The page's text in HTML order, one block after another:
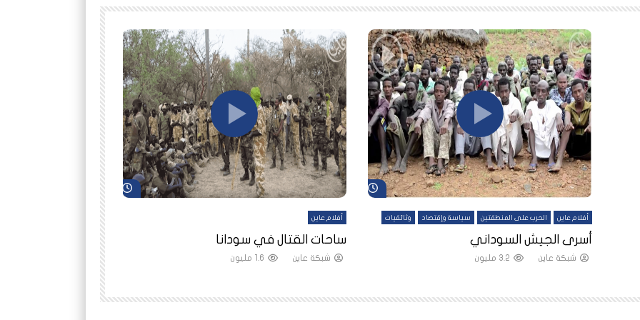
شاهد لاحقاً شاهد لاحقاً
أفلام عاين الحرب على المنطقتين سياسة وإقتصاد وثائقيات
أسرى الجيش السوداني
شبكة عاين 3.2 مليون
شاهد لاحقاً
أفلام عاين
ساحات القتال في سودانا
شبكة عاين 1.6 مليون
رانيا مأمون: الثمن